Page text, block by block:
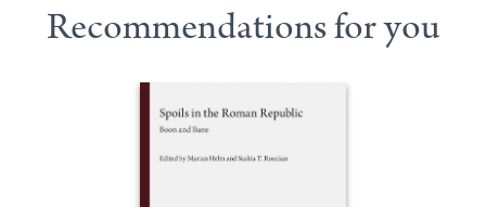
Recommendations for you